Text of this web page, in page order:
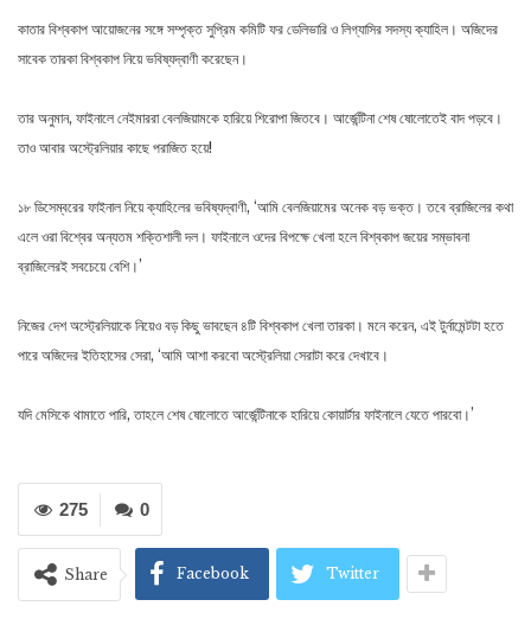
কাতার বিশ্বকাপ আয়োজনের সঙ্গে সম্পৃক্ত সুপ্রিম কমিটি ফর ডেলিভারি ও লিগ্যাসির সদস্য ক্যাহিল। অজিদের
সাবেক তারকা বিশ্বকাপ নিয়ে ভবিষ্যদ্বাণী করেছেন।
তার অনুমান, ফাইনালে নেইমাররা বেলজিয়ামকে হারিয়ে শিরোপা জিতবে। আর্জেন্টিনা শেষ ষোলোতেই বাদ পড়বে।
তাও আবার অস্ট্রেলিয়ার কাছে পরাজিত হয়ে!
১৮ ডিসেম্বরের ফাইনাল নিয়ে ক্যাহিলের ভবিষ্যদ্বাণী, ‘আমি বেলজিয়ামের অনেক বড় ভক্ত। তবে ব্রাজিলের কথা
এলে ওরা বিশ্বের অন্যতম শক্তিশালী দল। ফাইনালে ওদের বিপক্ষে খেলা হলে বিশ্বকাপ জয়ের সম্ভাবনা
ব্রাজিলেরই সবচেয়ে বেশি।’
নিজের দেশ অস্ট্রেলিয়াকে নিয়েও বড় কিছু ভাবছেন ৪টি বিশ্বকাপ খেলা তারকা। মনে করেন, এই টুর্নামেন্টটা হতে
পারে অজিদের ইতিহাসের সেরা, ‘আমি আশা করবো অস্ট্রেলিয়া সেরাটা করে দেখাবে।
যদি মেসিকে থামাতে পারি, তাহলে শেষ ষোলোতে আর্জেন্টিনাকে হারিয়ে কোয়ার্টার ফাইনালে যেতে পারবো।’
0
275
Share Facebook Twitter